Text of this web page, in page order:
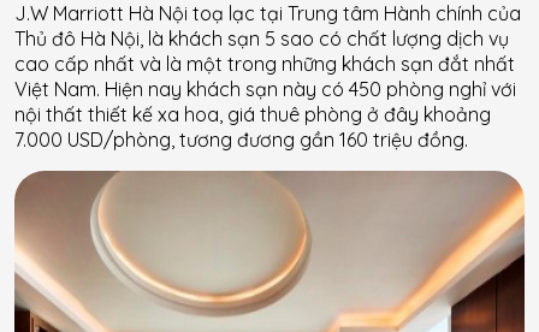
J.W Marriott Hà Nội toạ lạc tại Trung tâm Hành chính của
Thủ đô Hà Nội, là khách sạn 5 sao có chất lượng dịch vụ
cao cấp nhất và là một trong những khách sạn đắt nhất
Việt Nam. Hiện nay khách sạn này có 450 phòng nghỉ với
nội thất thiết kế xa hoa, giá thuê phòng ở đây khoảng
7.000 USD/phòng, tương đương gần 160 triệu đồng.